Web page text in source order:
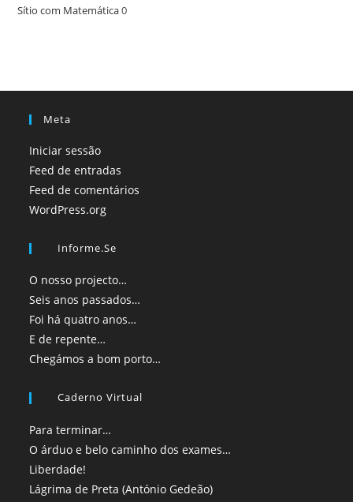
Sítio com Matemática0
Meta
Iniciar sessão
Feed de entradas
Feed de comentários
WordPress.org
Informe.se
O nosso projecto…
Seis anos passados…
Foi há quatro anos…
E de repente…
Chegámos a bom porto…
Caderno Virtual
Para terminar…
O árduo e belo caminho dos exames…
Liberdade!
Lágrima de Preta (António Gedeão)